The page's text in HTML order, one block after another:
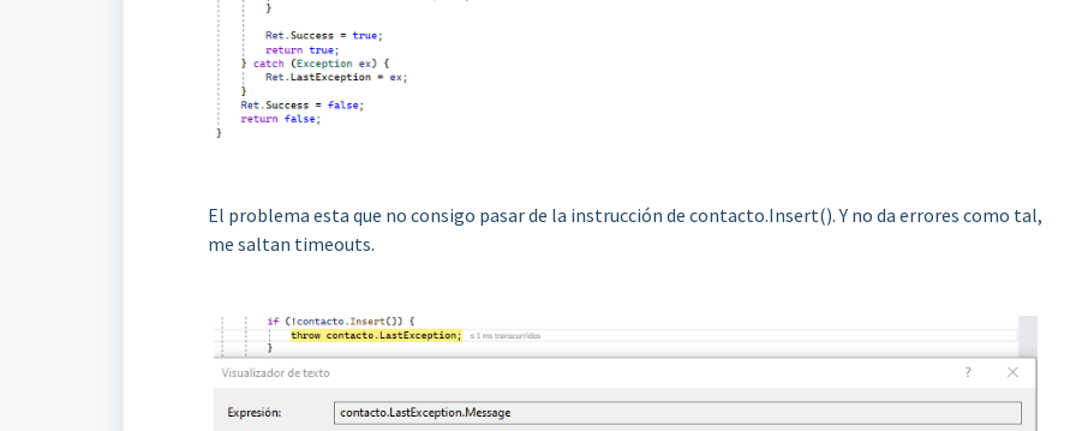
El problema esta que no consigo pasar de la instrucción de contacto.Insert(). Y no da errores como tal,
me saltan timeouts.